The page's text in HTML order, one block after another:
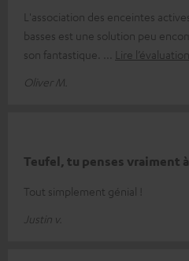
L'association des enceintes
basses est une solution peu
son fantastique.
Lire
Oliver M.
Teufel, tu penses vraiment
Tout simplement génial !
Justin v.